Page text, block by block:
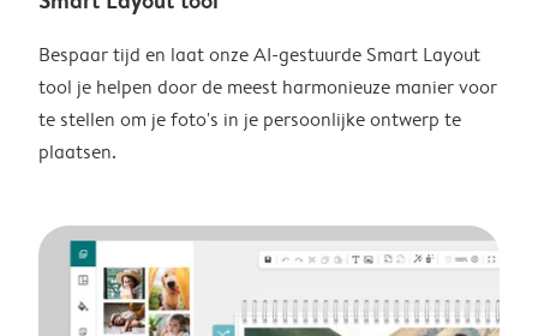
Bespaar tijd en laat onze AI-gestuurde Smart Layout
tool je helpen door de meest harmonieuze manier voor
te stellen om je foto's in je persoonlijke ontwerp te
plaatsen.